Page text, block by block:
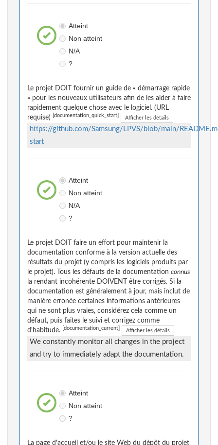
Atteint
Non atteint
N/A
?
Le projet DOIT fournir un guide de « démarrage rapide
» pour les nouveaux utilisateurs afin de les aider à faire
rapidement quelque chose avec le logiciel. (URL
requise)
[documentation_quick_start] Afficher les détails
https://github.com/Samsung/LPVS/blob/main/
start
Atteint
Non atteint
N/A
?
Le projet DOIT faire un effort pour maintenir la
documentation conforme à la version actuelle des
résultats du projet (y compris les logiciels produits par
le projet). Tous les défauts de la documentation connus
la rendant incohérente DOIVENT être corrigés. Si la
documentation est généralement à jour, mais inclut de
manière erronée certaines informations antérieures
qui ne sont plus vraies, considérez cela comme un
défaut, puis faites le suivi et corrigez comme
d'habitude.
[documentation_current] Afficher les détails
We constantly monitor all changes in the project
and try to immediately adapt the documentation.
Atteint
Non atteint
?
La page d'accueil et/ou le site Web du dépôt du projet